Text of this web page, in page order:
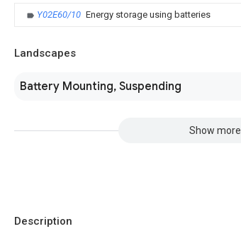
Y02E60/10 Energy storage using batteries
Landscapes
Battery Mounting, Suspending
Show more
Description